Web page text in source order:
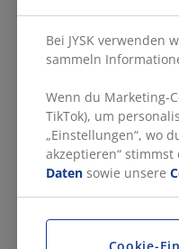
Bei JYSK
sammeln
Wenn du Marketing-
TikTok), um
„Einstellungen“, wo
akzeptieren“
Daten sowie unsere